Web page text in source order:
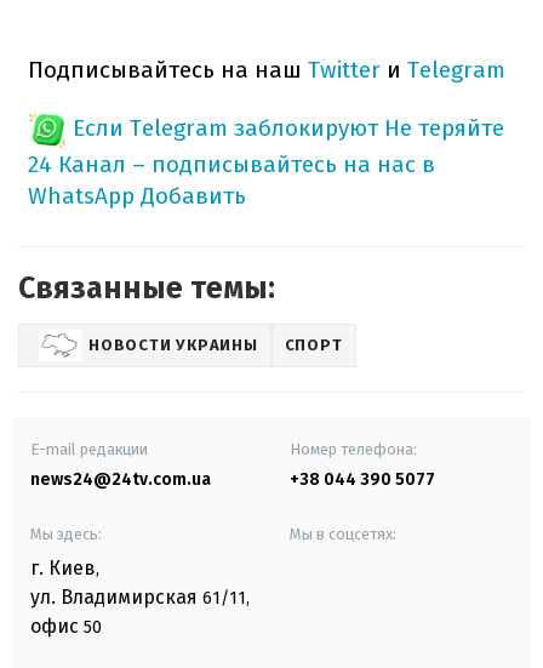
Подписывайтесь на наш Twitter и Telegram
Если Telegram заблокируют Не теряйте
24 Канал – подписывайтесь на нас в
WhatsApp Добавить
Связанные темы:
НОВОСТИ УКРАИНЫ СПОРТ
E-mail редакции
news24@24tv.com.ua
Номер телефона:
+38 044 390 5077
Мы здесь:
г. Киев,
ул. Владимирская 61/11,
офис 50
Мы в соцсетях: